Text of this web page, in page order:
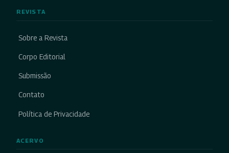
REVISTA
Sobre a Revista
Corpo Editorial
Submissão
Contato
Política de Privacidade
ACERVO